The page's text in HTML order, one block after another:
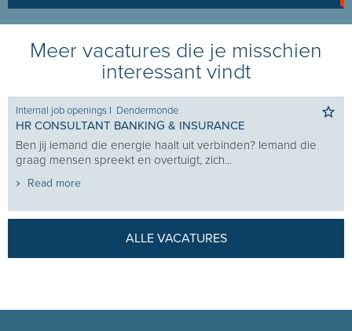
Meer vacatures die je misschien
interessant vindt
Internal job openings I Dendermonde
HR CONSULTANT BANKING & INSURANCE
Ben jij iemand die energie haalt uit verbinden? Iemand die
graag mensen spreekt en overtuigt, zich...
Read more
ALLE VACATURES